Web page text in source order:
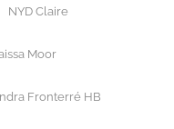
NYD Claire
Moor
Fronterré HB